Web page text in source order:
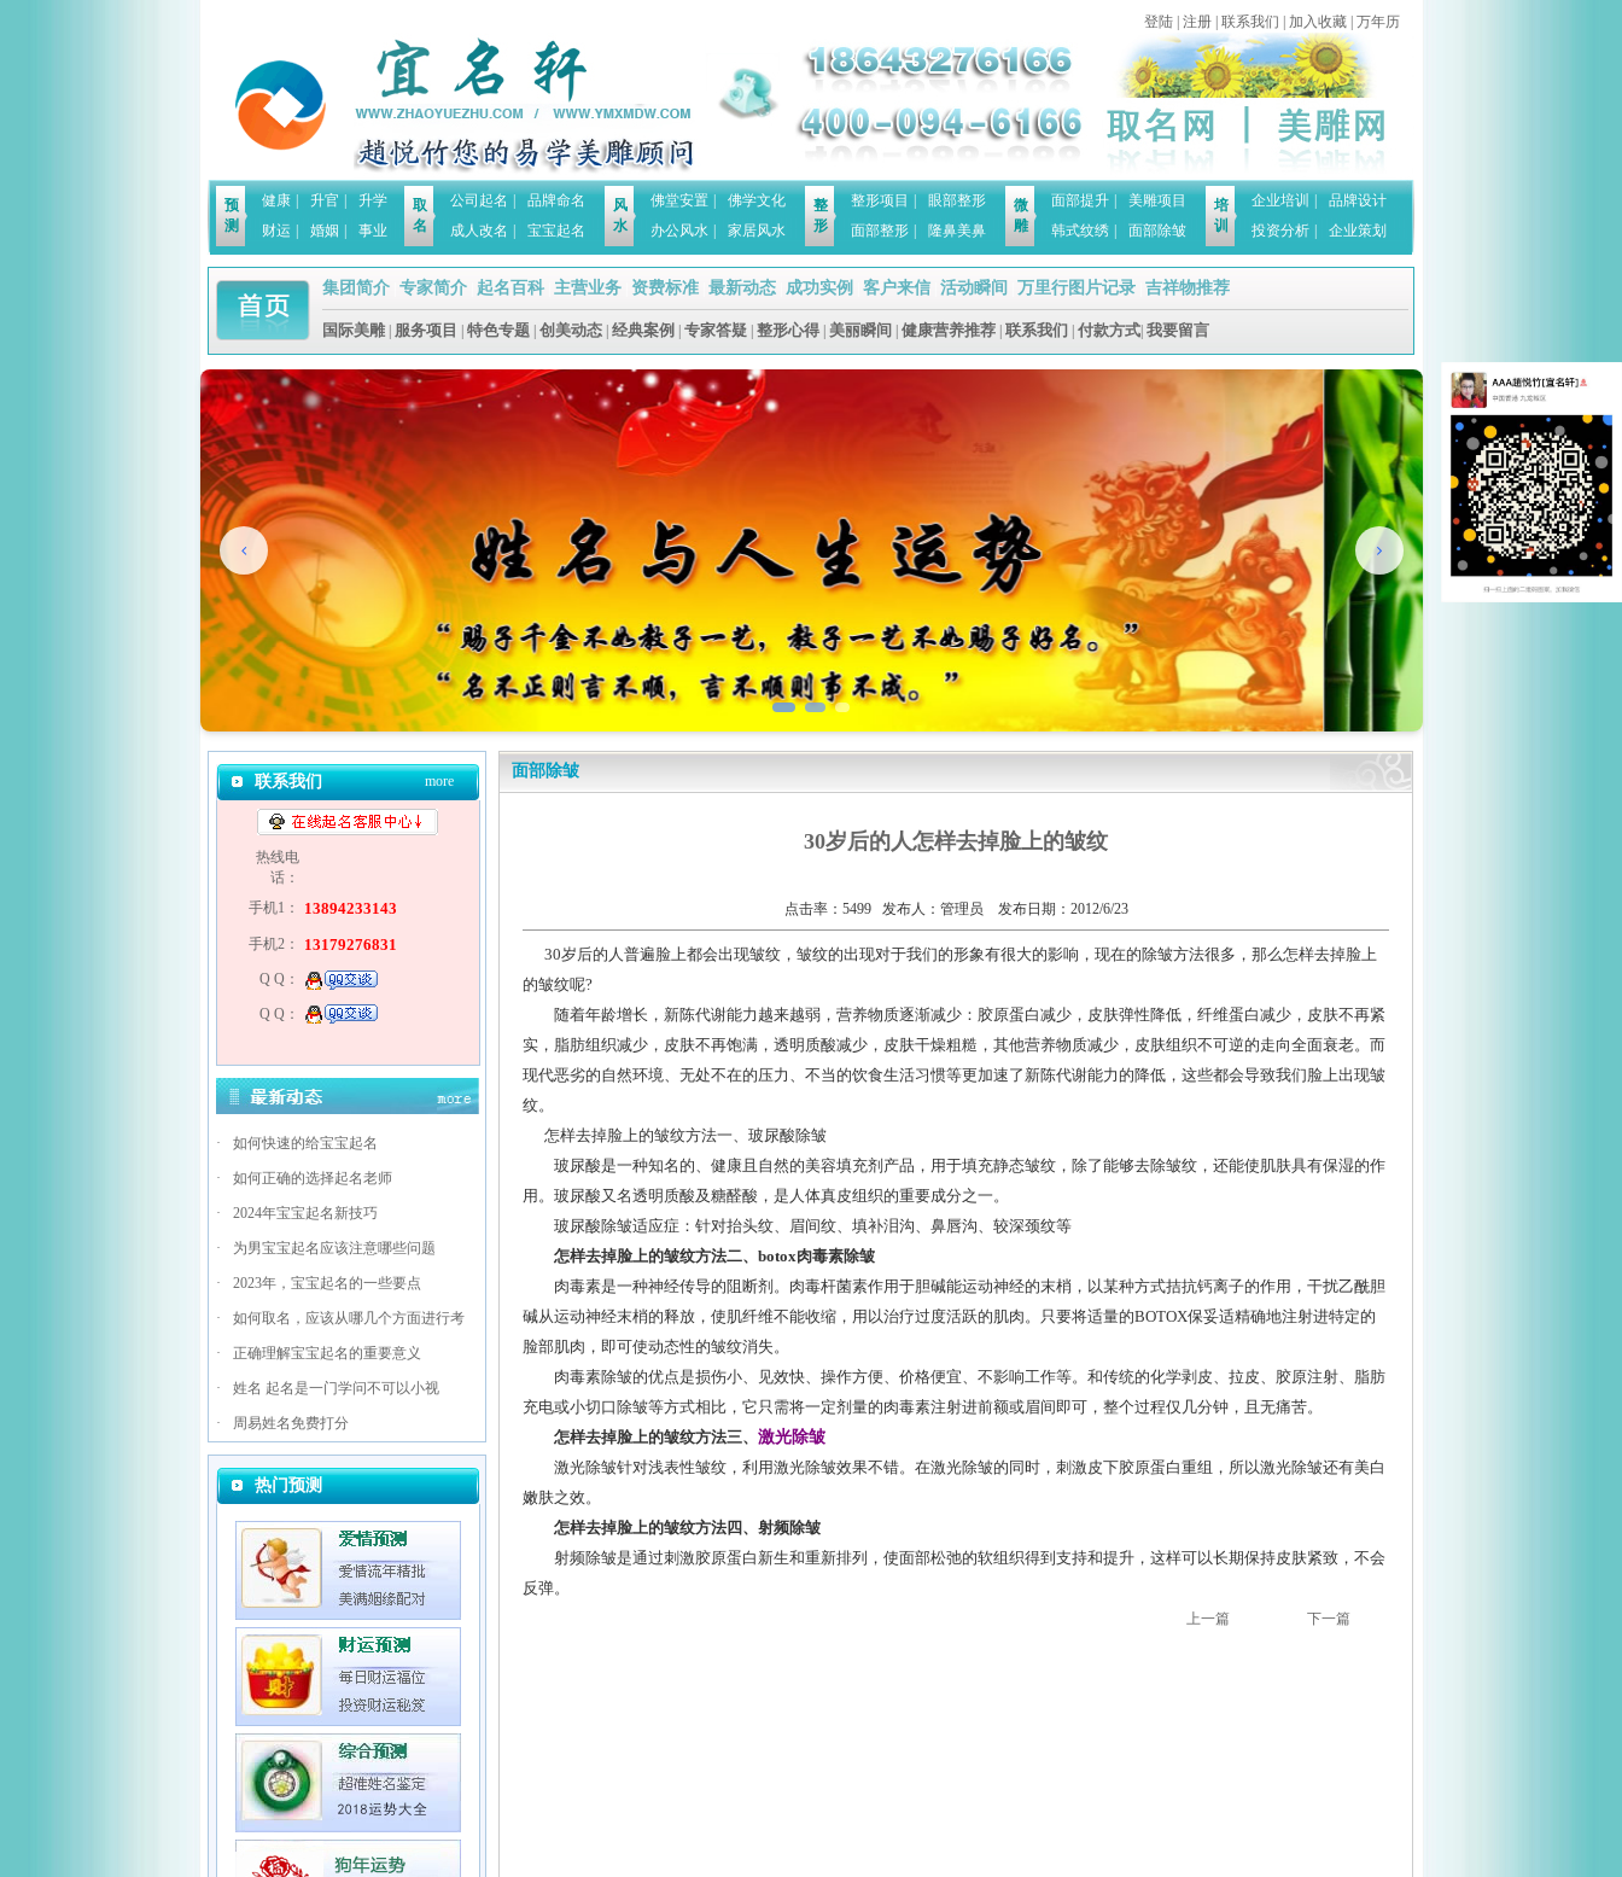
登陆 注册 联系我们 加入收藏 万年历
预
测
健康 升官
升学
财运
婚姻 事业
取
名
公司起名
品牌命名
成人改名
宝宝起名
风
水
佛堂安置
佛学文化
办公风水
家居风水
整
形
整形项目
眼部整形
面部整形
隆鼻美鼻
微
雕
面部提升
美雕项目
韩式纹绣
面部除皱
培
训
企业培训
品牌设计
投资分析
企业策划
集团简介| 专家简介| 起名百科| 主营业务| 资费标准| 最新动态| 成功实例 客户来信| 活动瞬间 万里行图片记录| 吉祥物推荐
国际美雕| 服务项目 特色专题| 创美动态| 经典案例 专家答疑| 整形心得| 美丽瞬间 健康营养推荐| 联系我们 付款方式| 我要留言
联系我们 more
热线电
话：
手机1：
13894233143
手机2： 13179276831
Q Q：
Q Q：
· 如何快速的给宝宝起名
· 如何正确的选择起名老师
· 2024年宝宝起名新技巧
· 为男宝宝起名应该注意哪些问题
· 2023年，宝宝起名的一些要点
· 如何取名，应该从哪几个方面进行考
· 正确理解宝宝起名的重要意义
· 姓名 起名是一门学问不可以小视
· 周易姓名免费打分
热门预测
面部除皱
30岁后的人怎样去掉脸上的皱纹
点击率：5499 发布人：管理员 发布日期：2012/6/23
30岁后的人普遍脸上都会出现皱纹，皱纹的出现对于我们的形象有很大的影响，现在的除皱方法很多，那么怎样去掉脸上
的皱纹呢?
随着年龄增长，新陈代谢能力越来越弱，营养物质逐渐减少：胶原蛋白减少，皮肤弹性降低，纤维蛋白减少，皮肤不再紧
实，脂肪组织减少，皮肤不再饱满，透明质酸减少，皮肤干燥粗糙，其他营养物质减少，皮肤组织不可逆的走向全面衰老。而
现代恶劣的自然环境、无处不在的压力、不当的饮食生活习惯等更加速了新陈代谢能力的降低，这些都会导致我们脸上出现皱
纹。
怎样去掉脸上的皱纹方法一、玻尿酸除皱
玻尿酸是一种知名的、健康且自然的美容填充剂产品，用于填充静态皱纹，除了能够去除皱纹，还能使肌肤具有保湿的作
用。玻尿酸又名透明质酸及糖醛酸，是人体真皮组织的重要成分之一。
玻尿酸除皱适应症：针对抬头纹、眉间纹、填补泪沟、鼻唇沟、较深颈纹等
怎样去掉脸上的皱纹方法二、botox肉毒素除皱
肉毒素是一种神经传导的阻断剂。肉毒杆菌素作用于胆碱能运动神经的末梢，以某种方式拮抗钙离子的作用，干扰乙酰胆
碱从运动神经末梢的释放，使肌纤维不能收缩，用以治疗过度活跃的肌肉。只要将适量的BOTOX保妥适精确地注射进特定的
脸部肌肉，即可使动态性的皱纹消失。
肉毒素除皱的优点是损伤小、见效快、操作方便、价格便宜、不影响工作等。和传统的化学剥皮、拉皮、胶原注射、脂肪
充电或小切口除皱等方式相比，它只需将一定剂量的肉毒素注射进前额或眉间即可，整个过程仅几分钟，且无痛苦。
怎样去掉脸上的皱纹方法三、 激光除皱
激光除皱针对浅表性皱纹，利用激光除皱效果不错。在激光除皱的同时，刺激皮下胶原蛋白重组，所以激光除皱还有美白
嫩肤之效。
怎样去掉脸上的皱纹方法四、射频除皱
射频除皱是通过刺激胶原蛋白新生和重新排列，使面部松弛的软组织得到支持和提升，这样可以长期保持皮肤紧致，不会
反弹。
上一篇 下一篇